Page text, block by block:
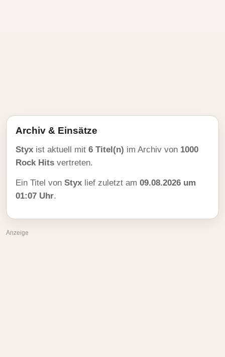
Archiv & Einsätze
Styx ist aktuell mit 6 Titel(n) im Archiv von 1000
Rock Hits vertreten.
Ein Titel von Styx lief zuletzt am 09.08.2026 um
01:07 Uhr.
Anzeige